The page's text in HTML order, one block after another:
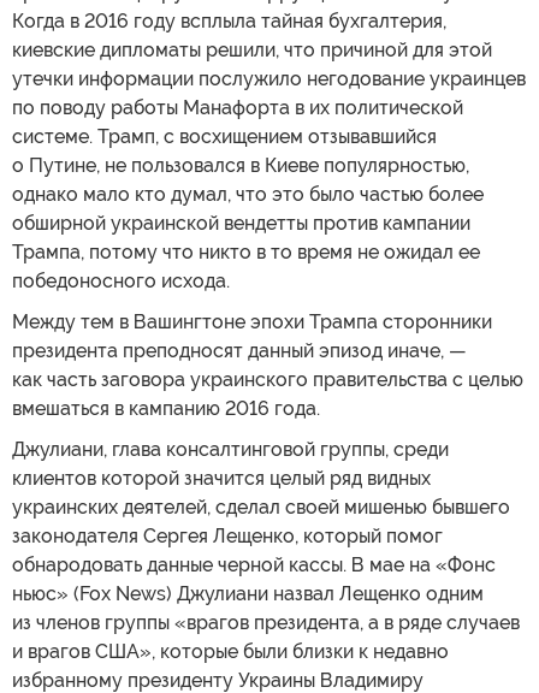
Когда в 2016 году всплыла тайная бухгалтерия,
киевские дипломаты решили, что причиной для этой
утечки информации послужило негодование украинцев
по поводу работы Манафорта в их политической
системе. Трамп, с восхищением отзывавшийся
о Путине, не пользовался в Киеве популярностью,
однако мало кто думал, что это было частью более
обширной украинской вендетты против кампании
Трампа, потому что никто в то время не ожидал ее
победоносного исхода.
Между тем в Вашингтоне эпохи Трампа сторонники
президента преподносят данный эпизод иначе, —
как часть заговора украинского правительства с целью
вмешаться в кампанию 2016 года.
Джулиани, глава консалтинговой группы, среди
клиентов которой значится целый ряд видных
украинских деятелей, сделал своей мишенью бывшего
законодателя Сергея Лещенко, который помог
обнародовать данные черной кассы. В мае на «Фонс
ньюс» (Fox News) Джулиани назвал Лещенко одним
из членов группы «врагов президента, а в ряде случаев
и врагов США», которые были близки к недавно
избранному президенту Украины Владимиру